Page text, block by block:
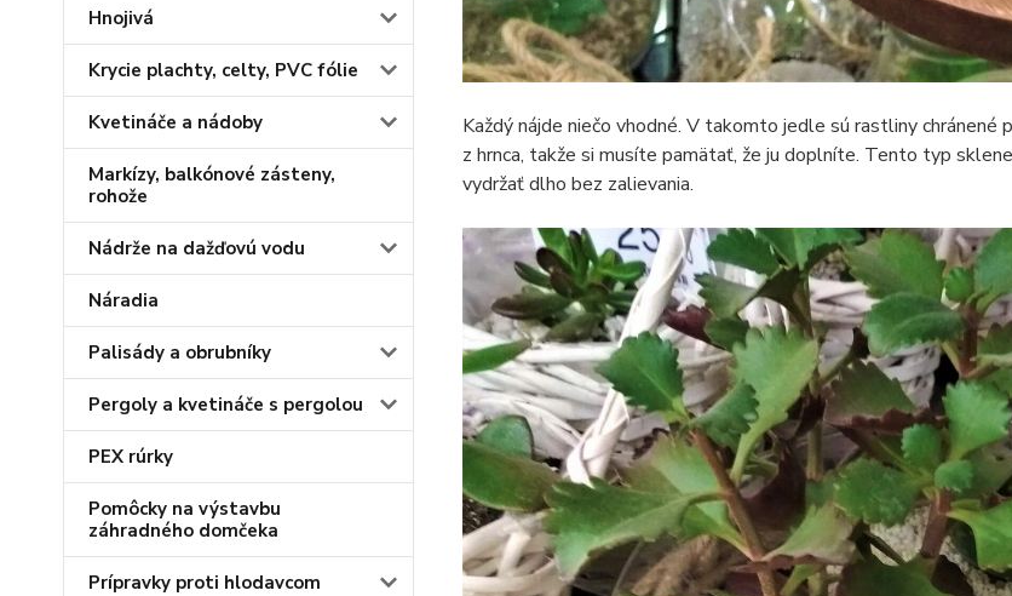
Hnojivá
Krycie plachty, celty, PVC fólie
Kvetináče a nádoby
Markízy, balkónové zásteny,
rohože
Nádrže na dažďovú vodu
Náradia
Palisády a obrubníky
Pergoly a kvetináče s pergolou
PEX rúrky
Pomôcky na výstavbu
záhradného domčeka
Prípravky proti hlodavcom
Každý nájde niečo vhodné. V takomto jedle sú rastliny
z hrnca, takže si musíte pamätať, že ju doplníte. Tento typ
vydržať dlho bez zalievania.